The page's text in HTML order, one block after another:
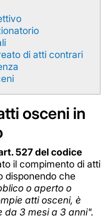
di atti contrari
osceni in
527 del codice
il compimento di atti
disponendo che
o aperto o
atti osceni, è
da 3 mesi a 3 anni".